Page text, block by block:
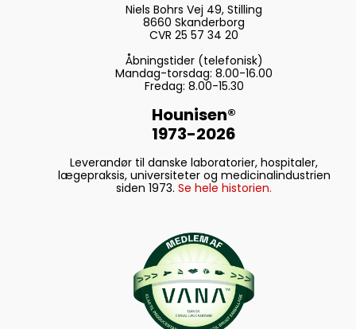
Niels Bohrs Vej 49, Stilling
8660 Skanderborg
CVR 25 57 34 20
Åbningstider (telefonisk)
Mandag-torsdag: 8.00-16.00
Fredag: 8.00-15.30
Hounisen®
1973-2026
Leverandør til danske laboratorier, hospitaler,
lægepraksis, universiteter og medicinalindustrien
siden 1973. Se hele historien.